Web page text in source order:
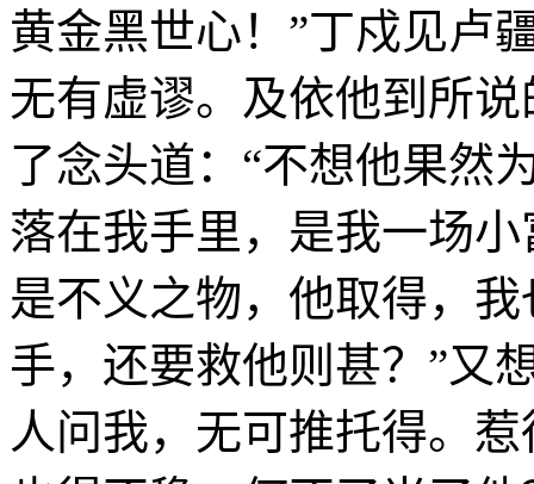
黄金黑世心！”丁戍见卢
无有虚谬。及依他到所
了念头道：“不想他果然
落在我手里，是我一场
是不义之物，他取得，
手，还要救他则甚？”又
人问我，无可推托得。